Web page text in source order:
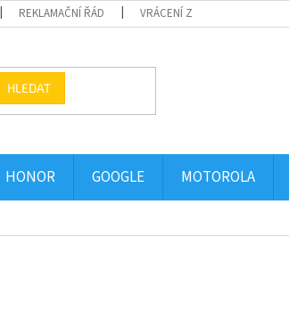
REKLAMAČNÍ ŘÁD VRÁCENÍ ZBOŽÍ
HLEDAT
HONOR GOOGLE MOTOROLA